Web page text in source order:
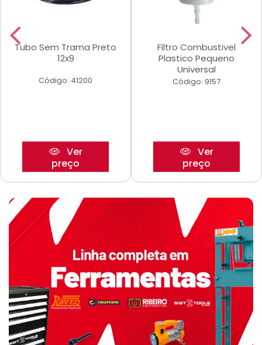
Tubo Sem Trama Preto
12x9
Código: 41200
Ver
preço
Filtro Combustivel
Plastico Pequeno
Universal
Código: 9157
Ver
preço